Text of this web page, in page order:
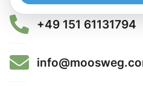
+49 151 61131794